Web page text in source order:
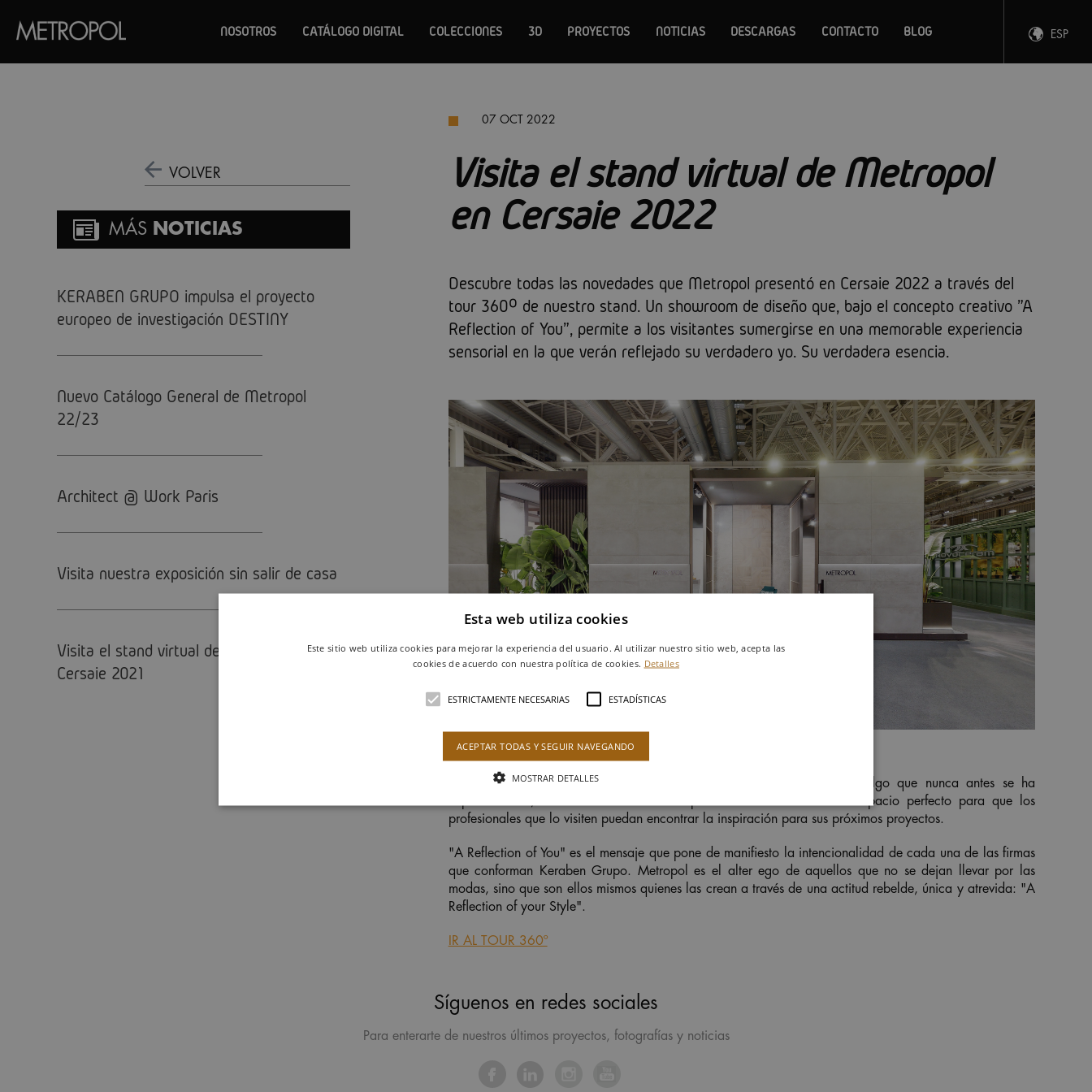
NOSOTROS CATÁLOGO DIGITAL COLECCIONES 3D PROYECTOS NOTICIAS DESCARGAS CONTACTO BLOG ESP
ENG
VOLVER
MÁS NOTICIAS
KERABEN GRUPO impulsa el proyecto
europeo de investigación DESTINY
Nuevo Catálogo General de Metropol
22/23
Architect @ Work Paris
Visita nuestra exposición sin salir de casa
Visita el stand virtual de Metropol en
Cersaie 2021
07 OCT 2022
Visita el stand virtual de Metropol
en Cersaie 2022
Descubre todas las novedades que Metropol presentó en Cersaie 2022 a través del
tour 360º de nuestro stand. Un showroom de diseño que, bajo el concepto creativo "A
Reflection of You", permite a los visitantes sumergirse en una memorable experiencia
sensorial en la que verán reflejado su verdadero yo. Su verdadera esencia.
Con el objetivo de transmitir esa fascinación que se genera al vivir algo que nunca antes se ha
experimentado, el stand de Keraben Grupo en Cersaie 2022 es el espacio perfecto para que los
profesionales que lo visiten puedan encontrar la inspiración para sus próximos proyectos.
"A Reflection of You" es el mensaje que pone de manifiesto la intencionalidad de cada una de las firmas
que conforman Keraben Grupo.
Metropol
es el alter ego de aquellos que no se dejan llevar por las
modas, sino que son ellos mismos quienes las crean a través de una actitud rebelde, única y atrevida: "A
Reflection of your Style".
IR AL TOUR 360º
Síguenos en redes sociales
Para enterarte de nuestros últimos proyectos, fotografías y noticias
Esta web utiliza cookies
Este sitio web utiliza cookies para mejorar la experiencia del usuario. Al utilizar nuestro sitio web, acepta las
cookies de acuerdo con nuestra política de cookies. Detalles
ESTRICTAMENTE NECESARIAS ESTADÍSTICAS
ACEPTAR TODAS Y SEGUIR NAVEGANDO
MOSTRAR DETALLES